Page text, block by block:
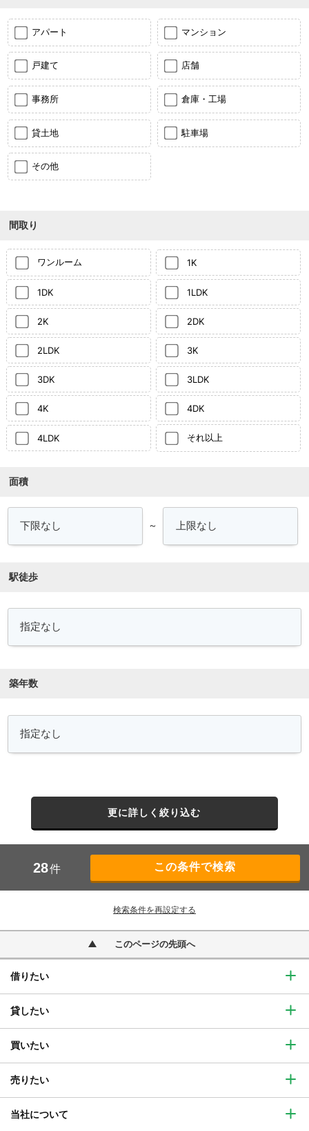
アパート マンション
戸建て 店舗
事務所 倉庫・工場
貸土地 駐車場
その他
間取り
ワンルーム 1K
1DK 1LDK
2K 2DK
2LDK 3K
3DK 3LDK
4K 4DK
4LDK それ以上
面積
～
駅徒歩
築年数
更に詳しく絞り込む
28件
検索条件を再設定する
このページの先頭へ
借りたい
貸したい
買いたい
売りたい
当社について